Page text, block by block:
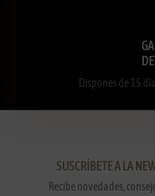
Dispones de 15
SUSCRÍBETE A LA
Recibe novedades,